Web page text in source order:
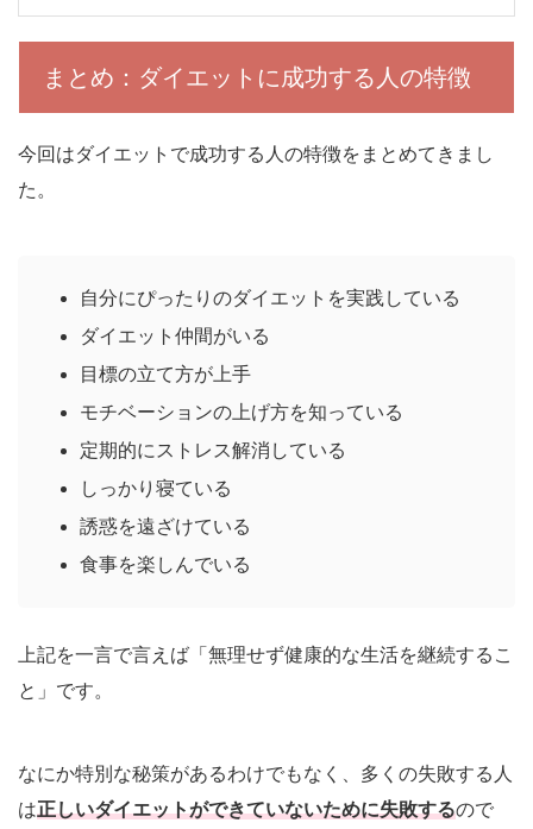
まとめ：ダイエットに成功する人の特徴
今回はダイエットで成功する人の特徴をまとめてきまし
た。
自分にぴったりのダイエットを実践している
ダイエット仲間がいる
目標の立て方が上手
モチベーションの上げ方を知っている
定期的にストレス解消している
しっかり寝ている
誘惑を遠ざけている
食事を楽しんでいる
上記を一言で言えば「無理せず健康的な生活を継続するこ
と」です。
なにか特別な秘策があるわけでもなく、多くの失敗する人
は正しいダイエットができていないために失敗するので